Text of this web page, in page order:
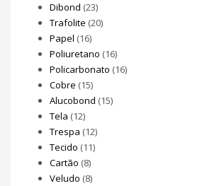
Dibond (23)
Trafolite (20)
Papel (16)
Poliuretano (16)
Policarbonato (16)
Cobre (15)
Alucobond (15)
Tela (12)
Trespa (12)
Tecido (11)
Cartão (8)
Veludo (8)